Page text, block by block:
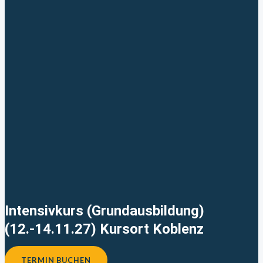
Intensivkurs (Grundausbildung)
(12.-14.11.27) Kursort Koblenz
TERMIN BUCHEN